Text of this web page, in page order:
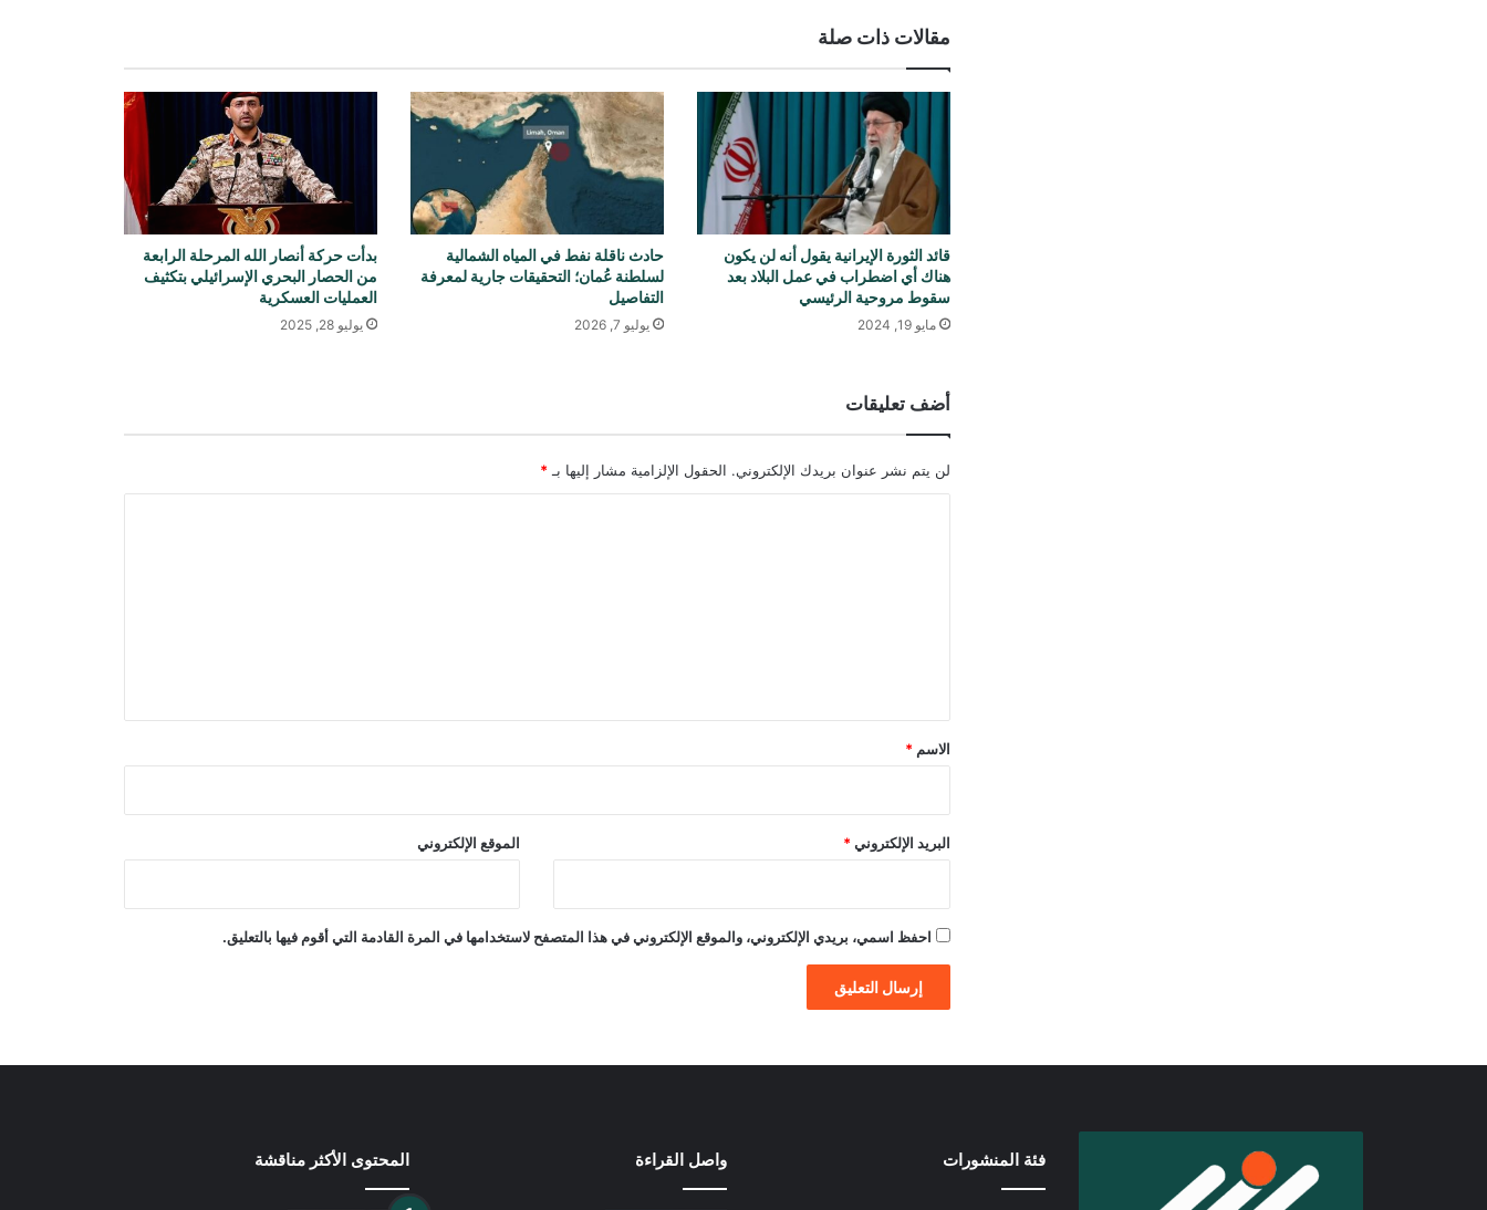
هرمز
انفجار وحريق في منطقة جبل علي
الصناعية بدبي
غارة جوية سعودية على قاعدة جوية
شمال صنعاء
هرمز سيُفتح قريبًا
أكد الاجتماع الرباعي الذي ضمّ السعودية
مقالات ذات صلة
قائد الثورة الإيرانية يقول أنه لن يكون
هناك أي اضطراب في عمل البلاد بعد
سقوط مروحية الرئيسي
مايو 19, 2024
حادث ناقلة نفط في المياه الشمالية
لسلطنة عُمان؛ التحقيقات جارية لمعرفة
التفاصيل
يوليو 7, 2026
بدأت حركة أنصار الله المرحلة الرابعة
من الحصار البحري الإسرائيلي بتكثيف
العمليات العسكرية
يوليو 28, 2025
أضف تعليقات
لن يتم نشر عنوان بريدك الإلكتروني. الحقول الإلزامية مشار إليها بـ *
*
الاسم *
البريد الإلكتروني * الموقع الإلكتروني
احفظ اسمي، بريدي الإلكتروني، والموقع الإلكتروني في هذا المتصفح لاستخدامها في المرة القادمة التي أقوم فيها بالتعليق.
فئة المنشورات واصل القراءة المحتوى الأكثر مناقشة